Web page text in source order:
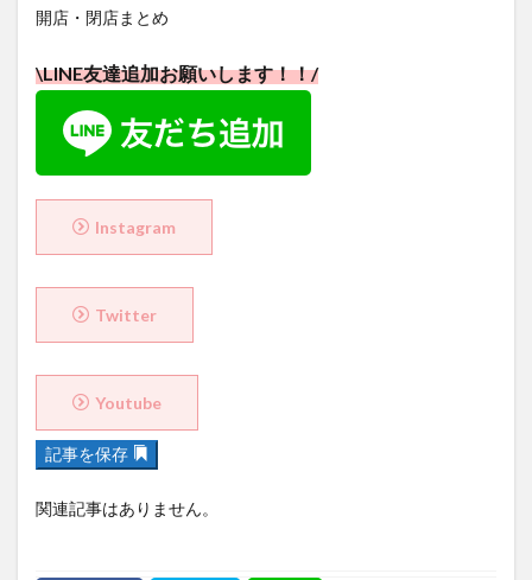
記事を保存
関連記事はありません。